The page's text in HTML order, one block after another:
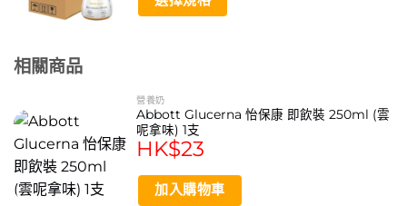
斷療程。
Fortisip Compact Protein 營保健可與任何藥物一起服
用。不含麩質，低升糖及低納，高血壓或糖尿病患者亦可放
心飲用。建議每日飲用 1-3 支 Fortisip Compact
Protein，或根據醫護人員指示。養好身體需要時間和耐
心，日復日持之以恆增加營養攝取，身體自然慢慢地強壯起
來。
page
options
on
the
product
page
variants.
The
options
may
be
chosen
相關商品
營養奶
Abbott Glucerna 怡保康 即飲裝 250ml (雲
呢拿味) 1支
HK$23
加入購物車